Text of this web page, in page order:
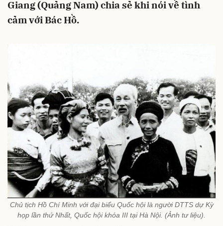
Giang (Quảng Nam) chia sẻ khi nói về tình
cảm với Bác Hồ.
Chủ tịch Hồ Chí Minh với đại biểu Quốc hội là người DTTS dự Kỳ
họp lần thứ Nhất, Quốc hội khóa III tại Hà Nội. (Ảnh tư liệu).